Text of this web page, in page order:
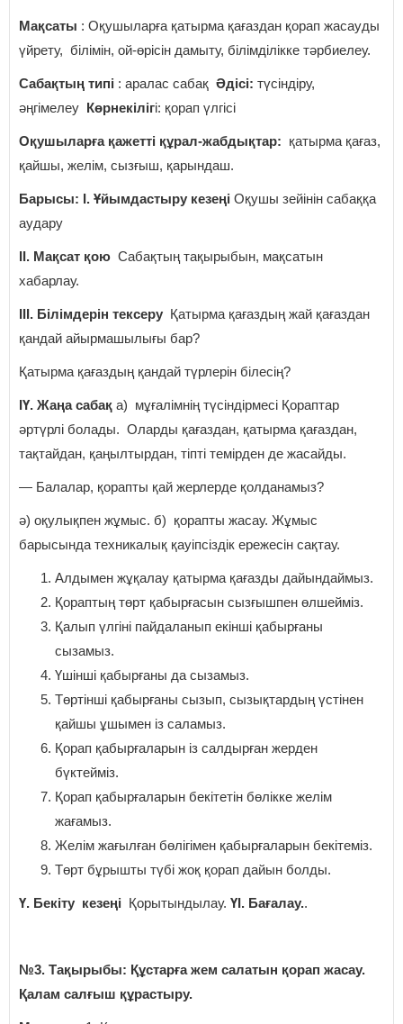
Мақсаты : Оқушыларға қатырма қағаздан қорап жасауды
үйрету, білімін, ой-өрісін дамыту, білімділікке тәрбиелеу.
Сабақтың типі : аралас сабақ Әдісі: түсіндіру,
әңгімелеу Көрнекілігі: қорап үлгісі
Оқушыларға қажетті құрал-жабдықтар: қатырма қағаз,
қайшы, желім, сызғыш, қарындаш.
Барысы: І. Ұйымдастыру кезеңі Оқушы зейінін сабаққа
аудару
ІІ. Мақсат қою Сабақтың тақырыбын, мақсатын
хабарлау.
ІІІ. Білімдерін тексеру Қатырма қағаздың жай қағаздан
қандай айырмашылығы бар?
Қатырма қағаздың қандай түрлерін білесің?
ІҮ. Жаңа сабақ а) мұғалімнің түсіндірмесі Қораптар
әртүрлі болады. Оларды қағаздан, қатырма қағаздан,
тақтайдан, қаңылтырдан, тіпті темірден де жасайды.
— Балалар, қорапты қай жерлерде қолданамыз?
ә) оқулықпен жұмыс. б) қорапты жасау. Жұмыс
барысында техникалық қауіпсіздік ережесін сақтау.
Алдымен жұқалау қатырма қағазды дайындаймыз.
Қораптың төрт қабырғасын сызғышпен өлшейміз.
Қалып үлгіні пайдаланып екінші қабырғаны
сызамыз.
Үшінші қабырғаны да сызамыз.
Төртінші қабырғаны сызып, сызықтардың үстінен
қайшы ұшымен із саламыз.
Қорап қабырғаларын із салдырған жерден
бүктейміз.
Қорап қабырғаларын бекітетін бөлікке желім
жағамыз.
Желім жағылған бөлігімен қабырғаларын бекітеміз.
Төрт бұрышты түбі жоқ қорап дайын болды.
Ү. Бекіту кезеңі Қорытындылау. ҮІ. Бағалау..
№3. Тақырыбы: Құстарға жем салатын қорап жасау.
Қалам салғыш құрастыру.